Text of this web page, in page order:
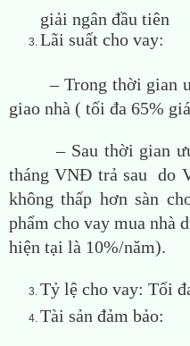
giải ngân đầu tiên
Lãi suất cho vay:
– Trong thời gian ưu
giao nhà ( tối đa 65%
– Sau thời gian ưu
tháng VNĐ trả sau do
không thấp hơn sàn
phẩm cho vay mua nhà
hiện tại là 10%/năm).
Tỷ lệ cho vay: Tối
Tài sản đảm bảo: